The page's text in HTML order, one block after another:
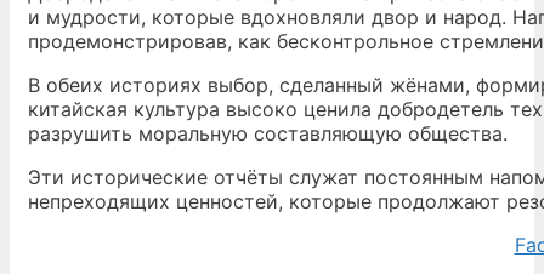
и мудрости, которые вдохновляли двор и народ.
продемонстрировав, как бесконтрольное
В обеих историях выбор, сделанный жёнами,
китайская культура высоко ценила добродетель
разрушить моральную составляющую общества.
Эти исторические отчёты служат постоянным
непреходящих ценностей, которые продолжают